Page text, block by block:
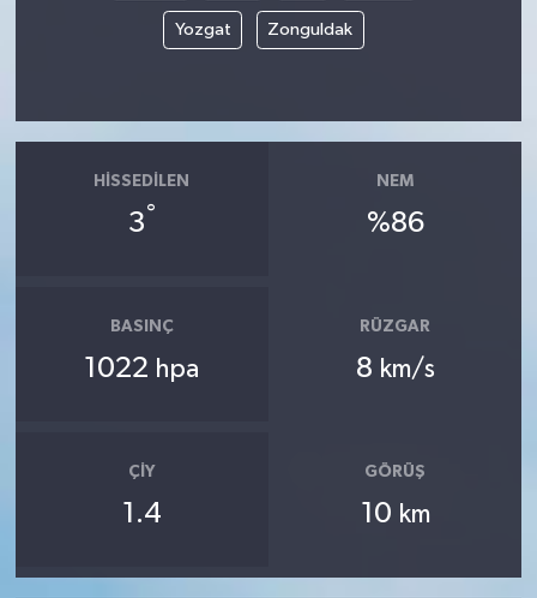
Yozgat Zonguldak
HISSEDILEN
3°
NEM
%86
BASINÇ
1022 hpa
RÜZGAR
8 km/s
ÇIY
1.4
GÖRÜŞ
10 km